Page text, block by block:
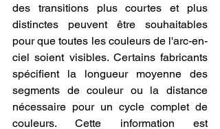
des transitions plus courtes et plus
distinctes peuvent être souhaitables
pour que toutes les couleurs de l'arc-en-
ciel soient visibles. Certains fabricants
spécifient la longueur moyenne des
segments de couleur ou la distance
nécessaire pour un cycle complet de
couleurs. Cette information est